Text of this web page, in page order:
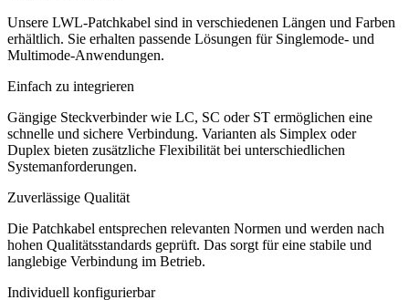
Unsere LWL-Patchkabel sind in verschiedenen Längen und Farben
erhältlich. Sie erhalten passende Lösungen für Singlemode- und
Multimode-Anwendungen.
Einfach zu integrieren
Gängige Steckverbinder wie LC, SC oder ST ermöglichen eine
schnelle und sichere Verbindung. Varianten als Simplex oder
Duplex bieten zusätzliche Flexibilität bei unterschiedlichen
Systemanforderungen.
Zuverlässige Qualität
Die Patchkabel entsprechen relevanten Normen und werden nach
hohen Qualitätsstandards geprüft. Das sorgt für eine stabile und
langlebige Verbindung im Betrieb.
Individuell konfigurierbar